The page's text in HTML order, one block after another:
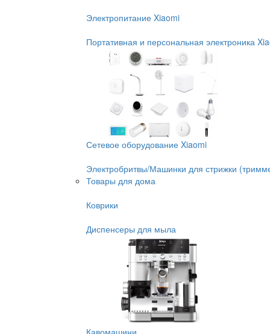
Электропитание Xiaomi
Портативная и персональная электроника
Сетевое оборудование Xiaomi
Электробритвы/Машинки для стрижки
Товары для дома
Коврики
Диспенсеры для мыла
Кавомашини